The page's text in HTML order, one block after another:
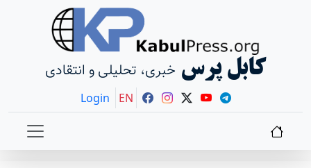
کابل پرس خبری، تحلیلی و انتقادی
Login EN